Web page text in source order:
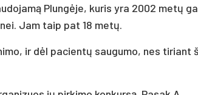
Plungėje, kuris yra 2002 metų
Jam taip pat 18 metų.
ir dėl pacientų saugumo, nes tiriant